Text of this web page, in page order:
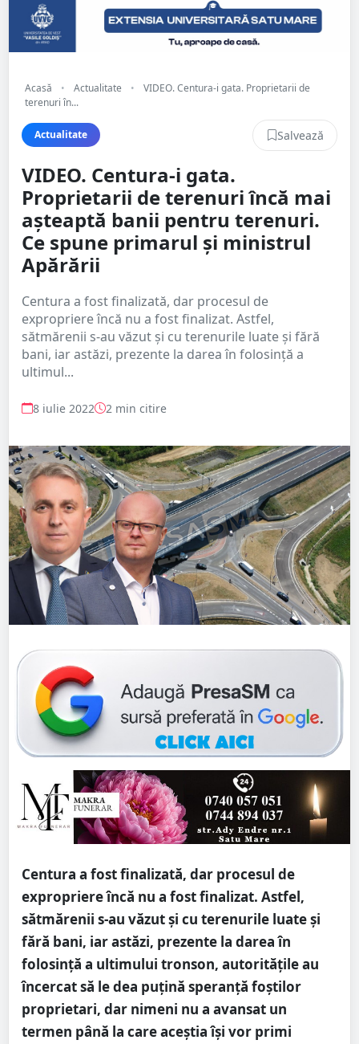
Acasă • Actualitate •
VIDEO. Centura-i gata. Proprietarii de
terenuri în...
Actualitate Salvează
VIDEO. Centura-i gata.
Proprietarii de terenuri încă mai
așteaptă banii pentru terenuri.
Ce spune primarul și ministrul
Apărării
Centura a fost finalizată, dar procesul de
expropriere încă nu a fost finalizat. Astfel,
sătmărenii s-au văzut și cu terenurile luate și fără
bani, iar astăzi, prezente la darea în folosință a
ultimul...
8 iulie 2022 2 min citire
Centura a fost finalizată, dar procesul de
expropriere încă nu a fost finalizat. Astfel,
sătmărenii s-au văzut și cu terenurile luate și
fără bani, iar astăzi, prezente la darea în
folosință a ultimului tronson, autoritățile au
încercat să le dea puțină speranță foștilor
proprietari, dar nimeni nu a avansat un
termen până la care aceștia își vor primi